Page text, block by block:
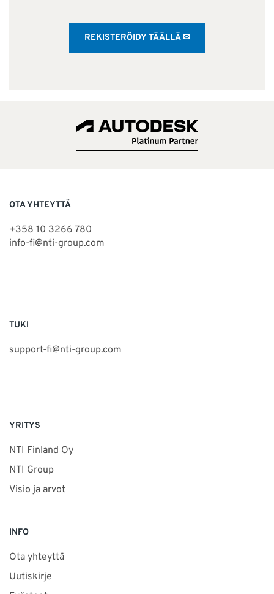
REKISTERÖIDY TÄÄLLÄ ✉
OTA YHTEYTTÄ
+358 10 3266 780
info-fi@nti-group.com
TUKI
support-fi@nti-group.com
YRITYS
NTI Finland Oy
NTI Group
Visio ja arvot
INFO
Ota yhteyttä
Uutiskirje